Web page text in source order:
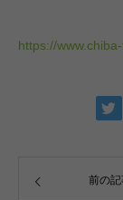
https://
前の